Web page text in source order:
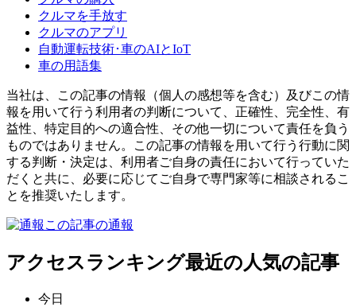
クルマを手放す
クルマのアプリ
自動運転技術･車のAIとIoT
車の用語集
当社は、この記事の情報（個人の感想等を含む）及びこの情
報を用いて行う利用者の判断について、正確性、完全性、有
益性、特定目的への適合性、その他一切について責任を負う
ものではありません。この記事の情報を用いて行う行動に関
する判断・決定は、利用者ご自身の責任において行っていた
だくと共に、必要に応じてご自身で専門家等に相談されるこ
とを推奨いたします。
この記事の通報
アクセスランキング最近の人気の記事
今日